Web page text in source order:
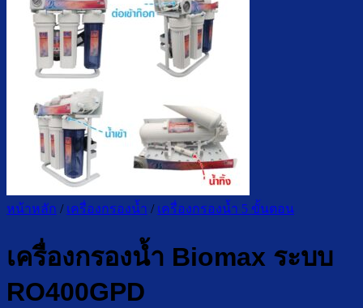
หน้าหลัก / เครื่องกรองน้ำ / เครื่องกรองน้ำ 5 ขั้นตอน
เครื่องกรองน้ำ Biomax ระบบ
RO400GPD